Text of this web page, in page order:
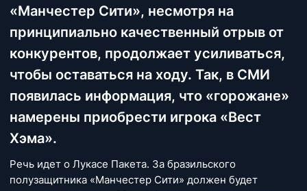
«Манчестер Сити», несмотря на
принципиально качественный отрыв от
конкурентов, продолжает усиливаться,
чтобы оставаться на ходу. Так, в СМИ
появилась информация, что «горожане»
намерены приобрести игрока «Вест
Хэма».
Речь идет о Лукасе Пакета. За бразильского
полузащитника «Манчестер Сити» должен будет